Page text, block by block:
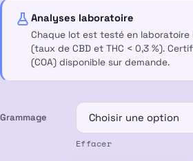
70,00 €
Analyses laboratoire
Chaque lot est testé en
(taux de CBD et THC < 0,3 %).
(COA) disponible sur demande.
Grammage
Effacer